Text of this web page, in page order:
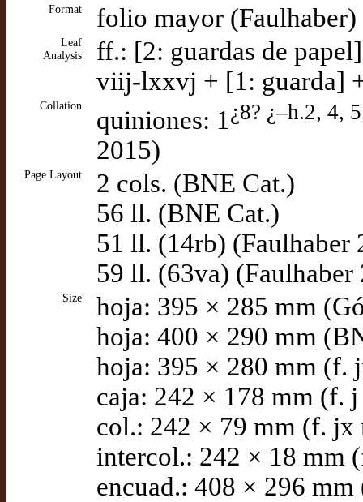
Format folio mayor (Faulhaber)
Leaf
Analysis
ff.: [2: guardas de
viij-lxxvj + [1: guarda]
Collation quiniones: 1 ¿8? ¿–h.2, 4,
2015)
Page Layout
2 cols. (BNE Cat.)
56 ll. (BNE Cat.)
51 ll. (14rb) (Faulhaber
59 ll. (63va) (Faulhaber
Size
hoja: 395 × 285 mm
hoja: 400 × 290 mm
hoja: 395 × 280 mm (f.
caja: 242 × 178 mm (f.
col.: 242 × 79 mm (f. jx
intercol.: 242 × 18 mm
encuad.: 408 × 296